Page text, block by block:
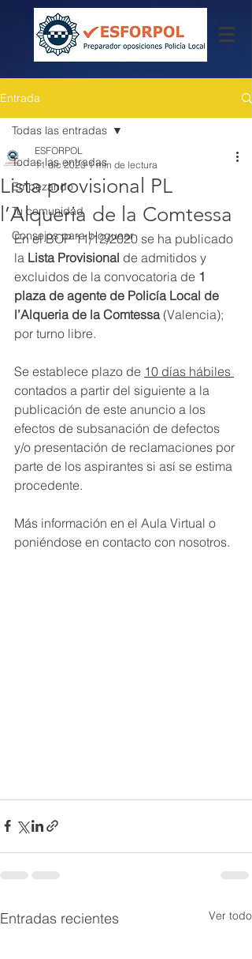
Entrada
Todas las entradas
Empezando
Tu comunidad
Consejos para bloguear
Todas las entradas
Lista provisional PL
l’Alqueria de la Comtessa
ESFORPOL
11 dic 2020 1 min de lectura
En el BOP 11/12/2020 se ha publicado
la Lista Provisional de admitidos y
excluidos de la convocatoria de 1
plaza de agente de Policía Local de
l’Alqueria de la Comtessa (Valencia);
por turno libre.
Se establece plazo de 10 días hábiles
contados a partir del siguiente a la
publicación de este anuncio a los
efectos de subsanación de defectos
y/o presentación de reclamaciones por
parte de los aspirantes si así se estima
procedente.
Más información en el Aula Virtual o
poniéndose en contacto con nosotros.
Entradas recientes Ver todo